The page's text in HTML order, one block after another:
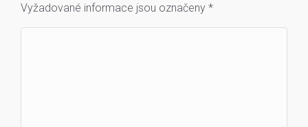
Vyžadované informace jsou označeny *